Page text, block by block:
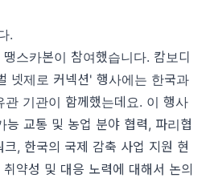
.
스카본이 참여했습니다. 캄보디
넷제로 커넥션' 행사에는 한국과
기관이 함께했는데요. 이 행사
교통 및 농업 분야 협력, 파리협
, 한국의 국제 감축 사업 지원 현
약성 및 대응 노력에 대해서 논의